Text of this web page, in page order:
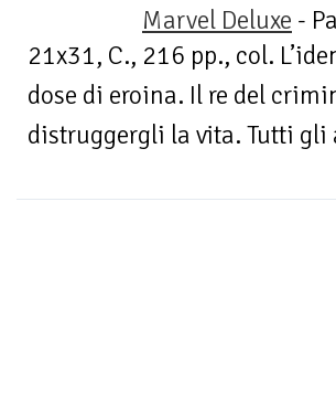
Marvel Deluxe -
21x31, C., 216 pp., col.
dose di eroina. Il re del
distruggergli la vita. Tutti